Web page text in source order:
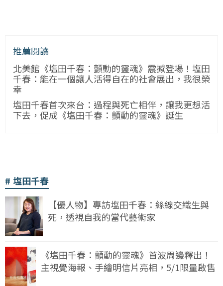
推薦閱讀
北美館《塩田千春：顫動的靈魂》震撼登場！塩田
千春：能在一個讓人活得自在的社會展出，我很榮
幸
塩田千春首次來台：過程與死亡相伴，讓我更想活
下去，促成《塩田千春：顫動的靈魂》誕生
塩田千春
【優人物】專訪塩田千春：絲線交織生與
死，透視自我的當代藝術家
《塩田千春：顫動的靈魂》首波周邊釋出！
主視覺海報、手繪明信片亮相，5/1限量啟售